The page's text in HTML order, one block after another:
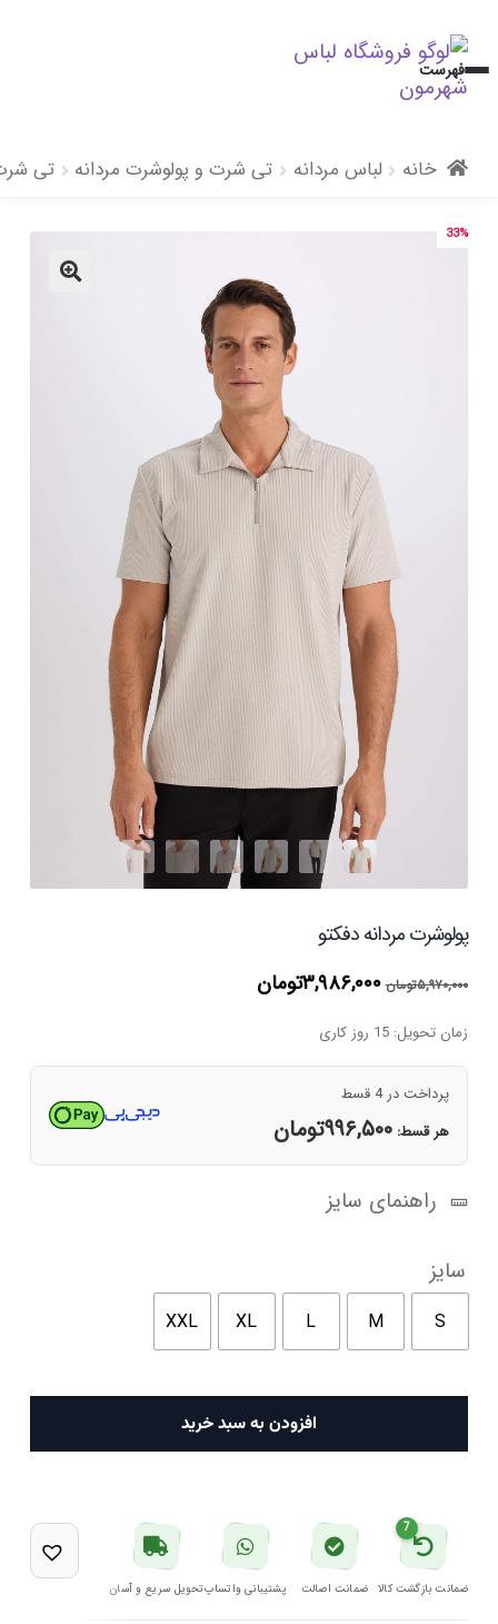
پرش
به
پرش
به
فهرست
خانه لباس مردانه تی شرت و پولوشرت مردانه تی
33%
پولوشرت مردانه دفکتو
۵,۹۷۰,۰۰۰تومان قیمت
۳,۹۸۶,۰۰۰تومان
زمان تحویل: 15 روز کاری
پرداخت در 4 قسط
هر قسط:۹۹۶,۵۰۰تومان
راهنمای سایز
سایز
S
M
L
XL
XXL
مردانه
عدد
افزودن به سبد خرید
7
ضمانت بازگشت کالا ضمانت اصالت پشتیبانی واتساپتحویل سریع و آسان